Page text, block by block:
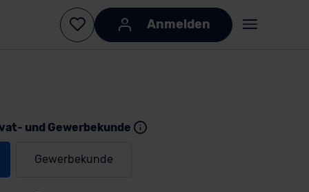
Anmelden
und Gewerbekunde
Gewerbekunde